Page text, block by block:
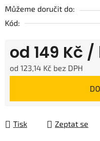
Můžeme doručit do:
Kód:
od 149 Kč /
od 123,14 Kč bez DPH
Tisk Zeptat se